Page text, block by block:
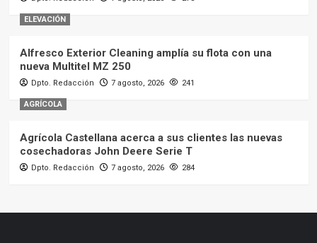
ELEVACIÓN
Alfresco Exterior Cleaning amplía su flota con una
nueva Multitel MZ 250
Dpto. Redacción 7 agosto, 2026 241
AGRÍCOLA
Agrícola Castellana acerca a sus clientes las nuevas
cosechadoras John Deere Serie T
Dpto. Redacción 7 agosto, 2026 284